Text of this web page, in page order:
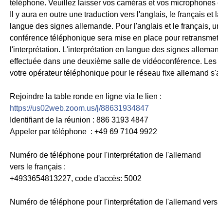
téléphone. Veuillez laisser vos caméras et vos microphones
Il y aura en outre une traduction vers l'anglais, le français et
langue des signes allemande. Pour l'anglais et le français,
conférence téléphonique sera mise en place pour
l'interprétation. L'interprétation en langue des signes
effectuée dans une deuxième salle de vidéoconférence. Les
votre opérateur téléphonique pour le réseau fixe allemand
Rejoindre la table ronde en ligne via le lien :
https://us02web.zoom.us/j/88631934847
Identifiant de la réunion : 886 3193 4847
Appeler par téléphone : +49 69 7104 9922
Numéro de téléphone pour l'interprétation de l'allemand
vers le français :
+4933654813227, code d'accès: 5002
Numéro de téléphone pour l'interprétation de l'allemand